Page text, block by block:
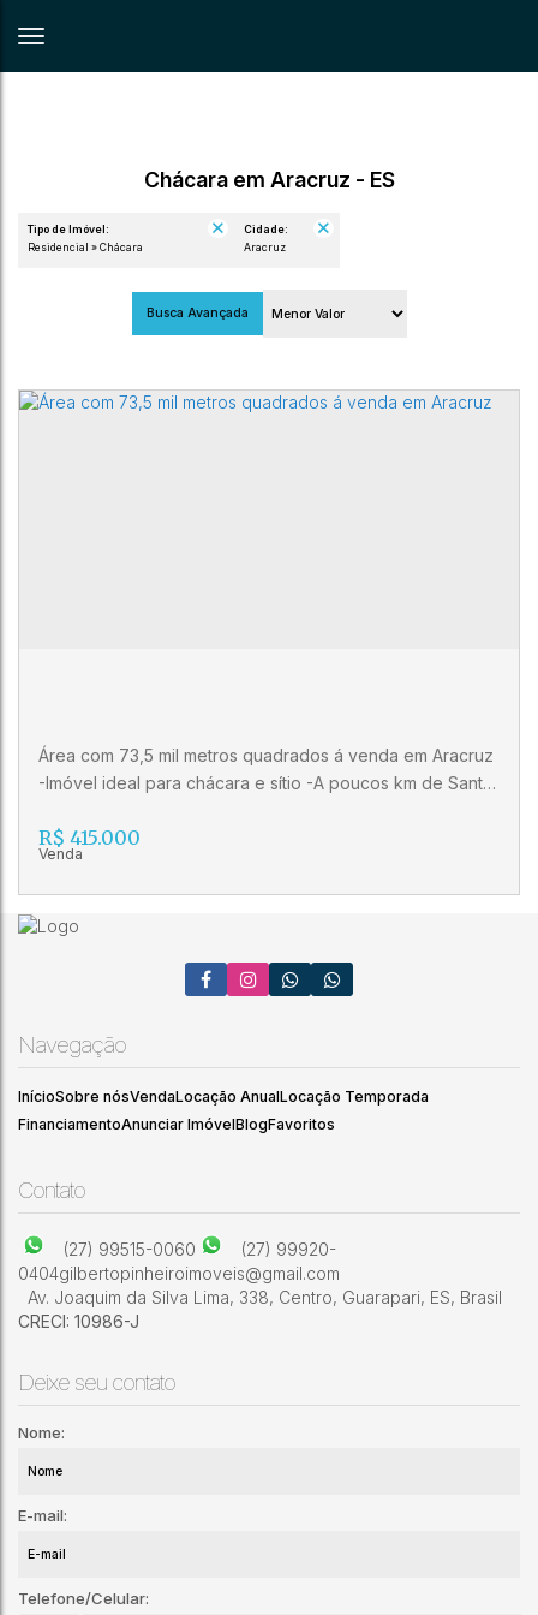
Chácara em Aracruz - ES
Tipo de Imóvel:
Residencial » Chácara
Cidade:
Aracruz
Busca Avançada
venda em Aracruz
R$ 415.000
CEP: 29190-000
Área com 73,5 mil metros quadrados á venda em Aracruz
-Imóvel ideal para chácara e sítio -A poucos km de Santa
Imobiliária Gilberto Pinheiro (27) 3024-0404 (27) 99515-
0060 CRECI 10986 J
Navegação
InícioSobre nósVendaLocação AnualLocação Temporada
FinanciamentoAnunciar ImóvelBlogFavoritos
Contato
(27) 99515-0060
(27) 99920-
0404gilbertopinheiroimoveis@gmail.com
Av. Joaquim da Silva Lima, 338, Centro, Guarapari, ES, Brasil
CRECI: 10986-J
Deixe seu contato
Nome:
E-mail:
Telefone/Celular: